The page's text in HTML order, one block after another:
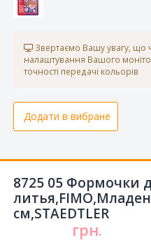
Звертаємо Вашу увагу, що
налаштування Вашого
точності передачі кольорів
Додати в вибране
8725 05 Формочки
см,STAEDTLER
грн.